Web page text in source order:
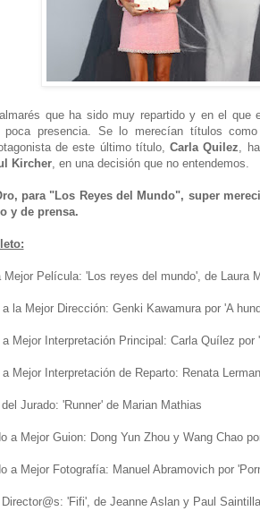
que ha sido muy repartido y en el
poca presencia. Se lo merecían títulos
de este último título,Carla Quilez,
Kircher, en una decisión que no entendemos.
para "Los Reyes del Mundo", super
y de prensa.
Mejor Película: 'Los reyes del mundo', de Laura
la Mejor Dirección: Genki Kawamura por 'A
Mejor Interpretación Principal: Carla Quílez
Mejor Interpretación de Reparto: Renata
Jurado: 'Runner' de Marian Mathias
a Mejor Guion: Dong Yun Zhou y Wang Chao
a Mejor Fotografía: Manuel Abramovich por
'Fifi', de Jeanne Aslan y Paul